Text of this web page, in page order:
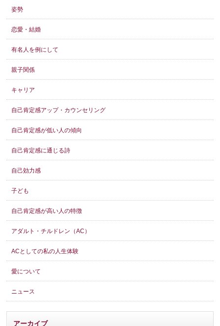
姿勢
恋愛・結婚
有名人を例にして
親子関係
キャリア
自己肯定感アップ・カウンセリング
自己肯定感が低い人の傾向
自己肯定感に通じる詩
自己効力感
子ども
自己肯定感が高い人の特徴
アダルト・チルドレン（AC）
ACとしての私の人生体験
愛について
ニュース
アーカイブ